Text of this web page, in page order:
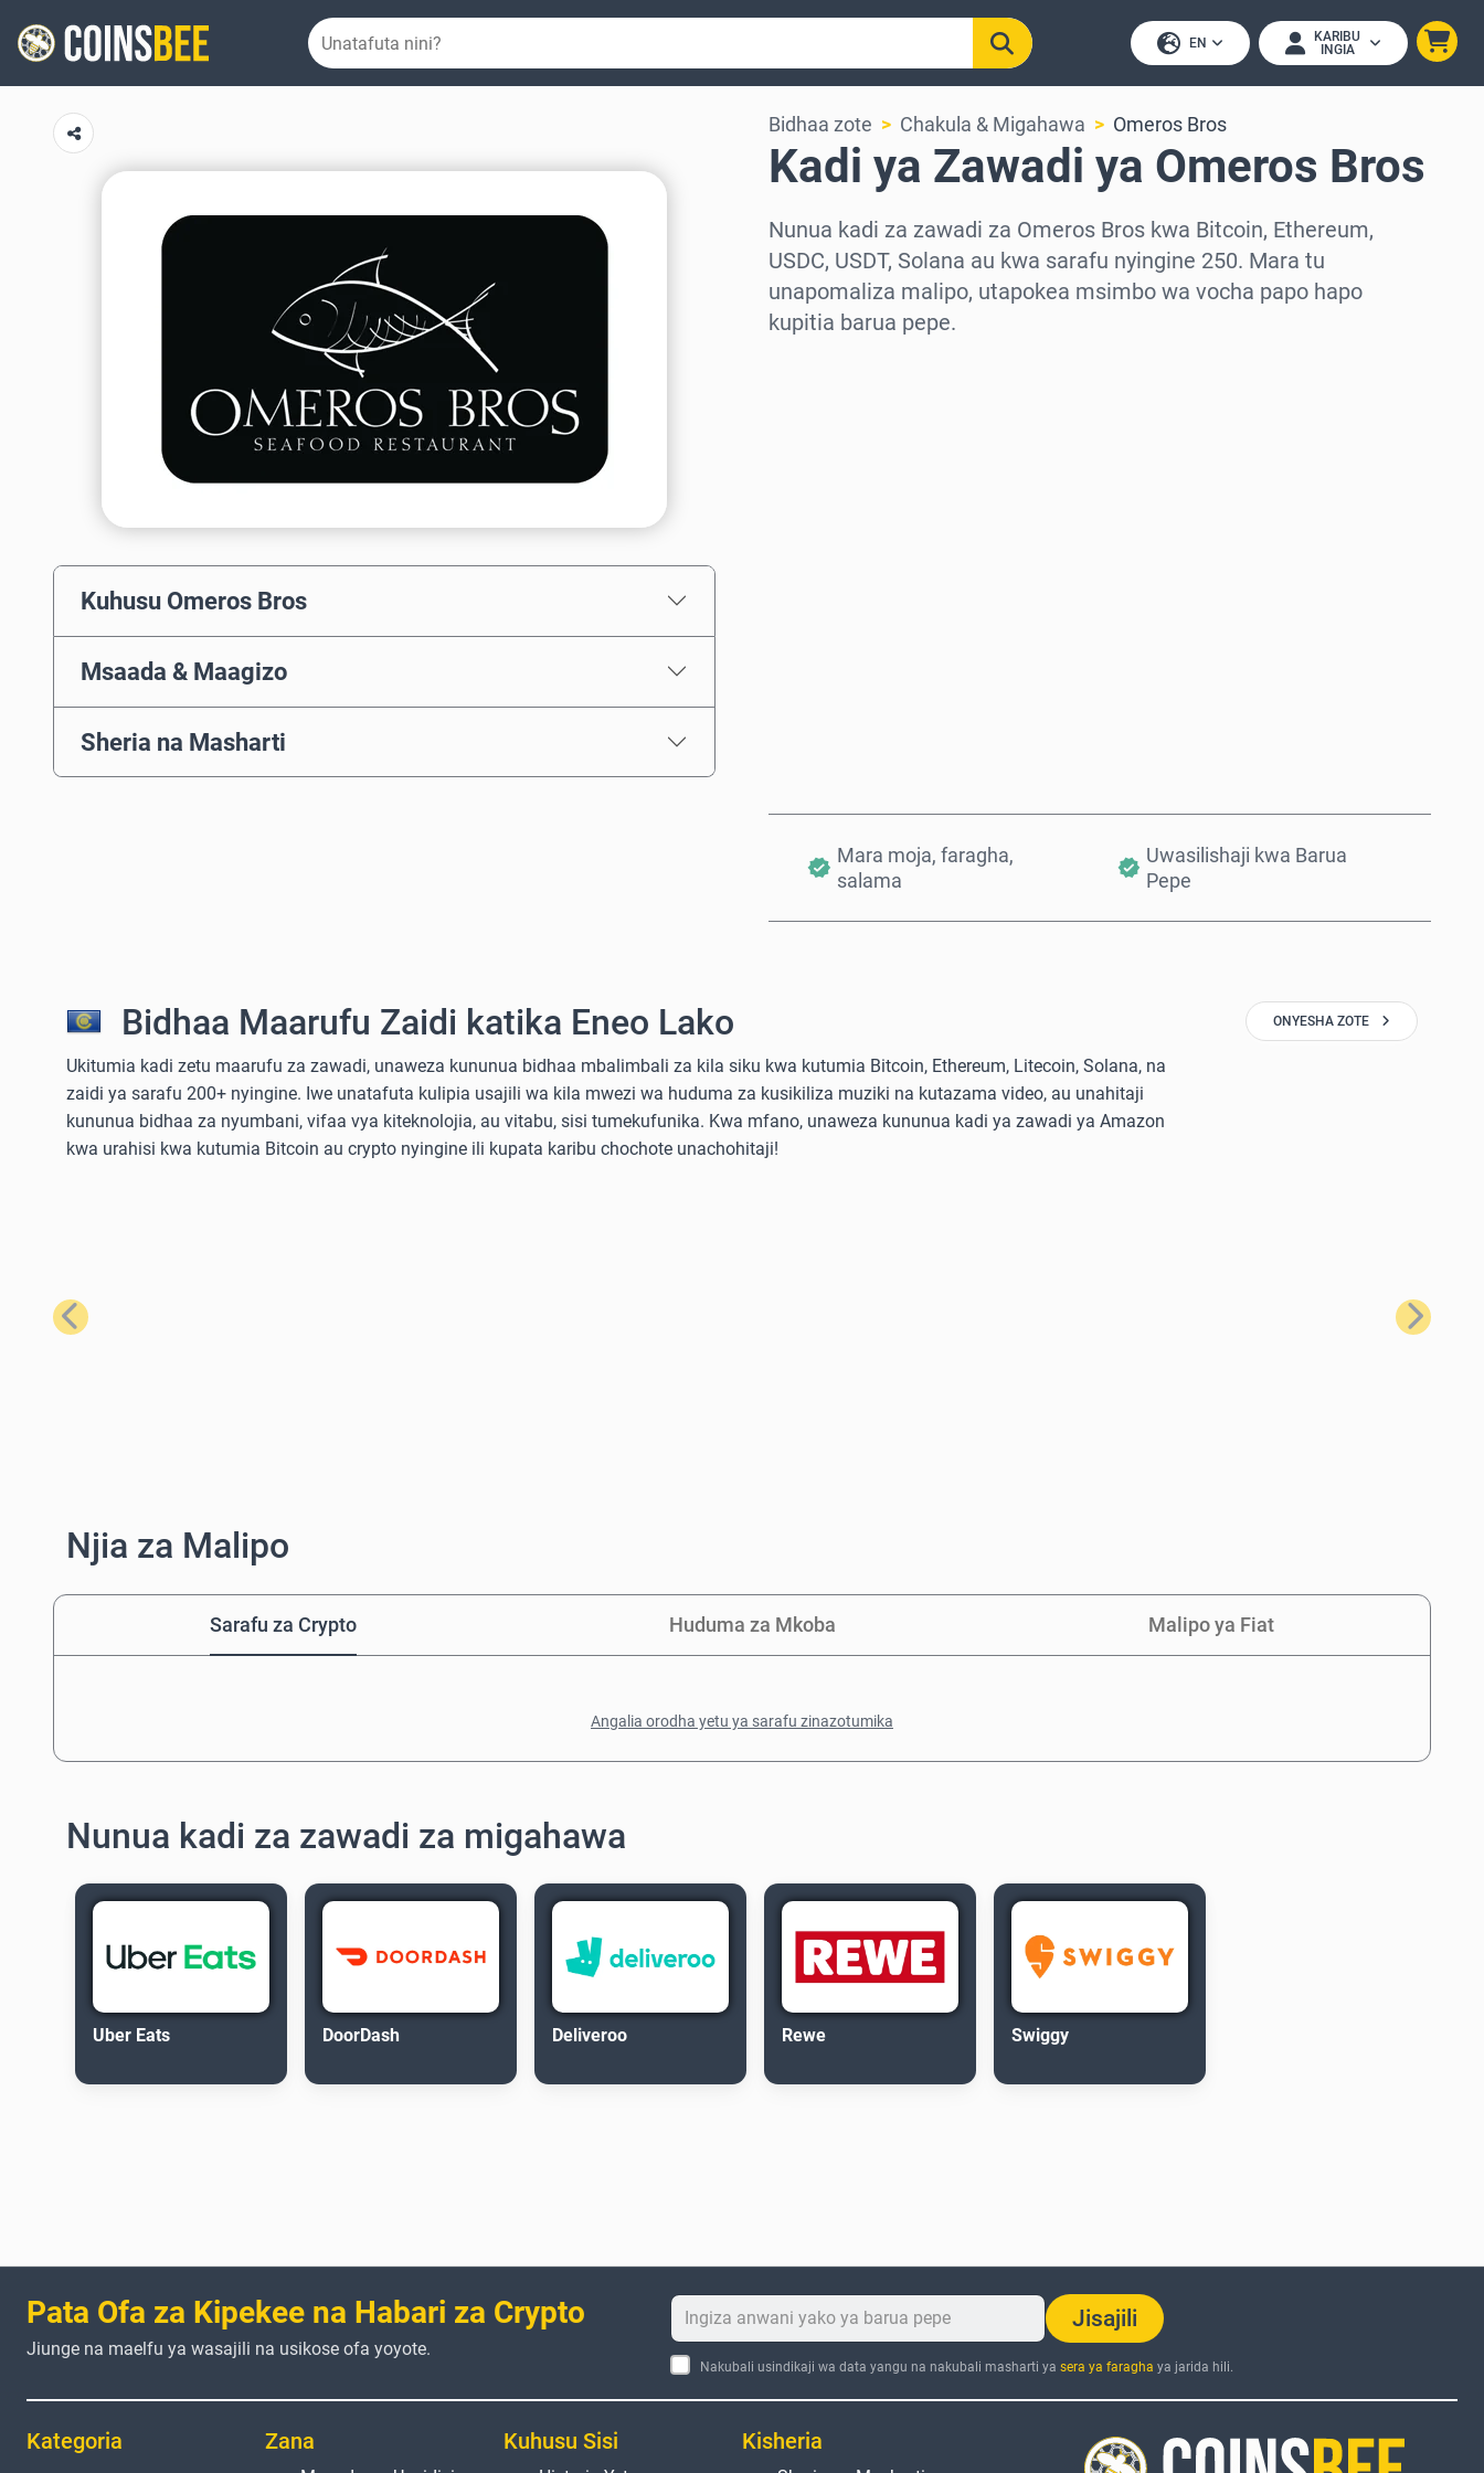
EN
KARIBU
INGIA
Kuhusu Omeros Bros
Msaada & Maagizo
Sheria na Masharti
Bidhaa zote Chakula & Migahawa Omeros Bros
Kadi ya Zawadi ya Omeros Bros
Nunua kadi za zawadi za Omeros Bros kwa Bitcoin, Ethereum,
USDC, USDT, Solana au kwa sarafu nyingine 250. Mara tu
unapomaliza malipo, utapokea msimbo wa vocha papo hapo
kupitia barua pepe.
Mara moja, faragha,
salama
Uwasilishaji kwa Barua
Pepe
Bidhaa Maarufu Zaidi katika Eneo Lako
Ukitumia kadi zetu maarufu za zawadi, unaweza kununua bidhaa mbalimbali za kila siku kwa kutumia Bitcoin, Ethereum, Litecoin, Solana, na
zaidi ya sarafu 200+ nyingine. Iwe unatafuta kulipia usajili wa kila mwezi wa huduma za kusikiliza muziki na kutazama video, au unahitaji
kununua bidhaa za nyumbani, vifaa vya kiteknolojia, au vitabu, sisi tumekufunika. Kwa mfano, unaweza kununua kadi ya zawadi ya Amazon
kwa urahisi kwa kutumia Bitcoin au crypto nyingine ili kupata karibu chochote unachohitaji!
ONYESHA ZOTE
Iliyopita Ifuatayo
Njia za Malipo
Sarafu za Crypto Huduma za Mkoba Malipo ya Fiat
Angalia orodha yetu ya sarafu zinazotumika
Nunua kadi za zawadi za migahawa
Uber Eats DoorDash Deliveroo Rewe Swiggy
Pata Ofa za Kipekee na Habari za Crypto
Jiunge na maelfu ya wasajili na usikose ofa yoyote.
Jisajili
Nakubali usindikaji wa data yangu na nakubali masharti ya sera ya faragha ya jarida hili.
Kategoria Zana Kuhusu Sisi Kisheria